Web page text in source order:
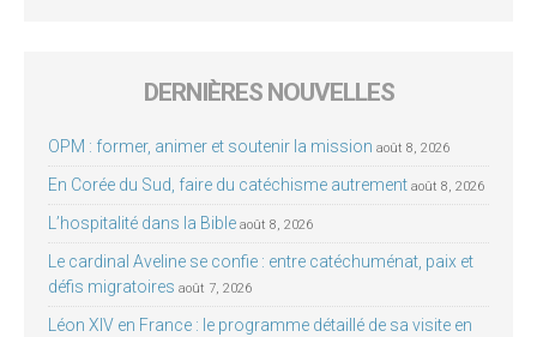
DERNIÈRES NOUVELLES
OPM : former, animer et soutenir la mission août 8, 2026
En Corée du Sud, faire du catéchisme autrement août 8, 2026
L’hospitalité dans la Bible août 8, 2026
Le cardinal Aveline se confie : entre catéchuménat, paix et
défis migratoires août 7, 2026
Léon XIV en France : le programme détaillé de sa visite en